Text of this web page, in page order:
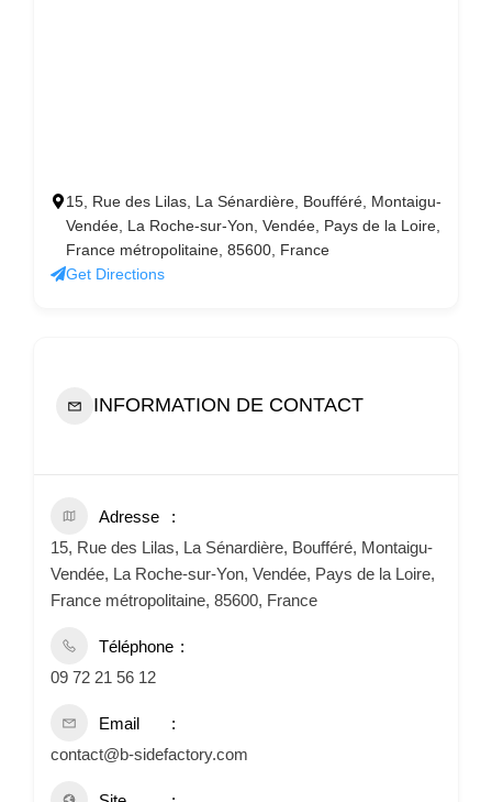
15, Rue des Lilas, La Sénardière, Boufféré, Montaigu-
Vendée, La Roche-sur-Yon, Vendée, Pays de la Loire,
France métropolitaine, 85600, France
Get Directions
INFORMATION DE CONTACT
Adresse
15, Rue des Lilas, La Sénardière, Boufféré, Montaigu-
Vendée, La Roche-sur-Yon, Vendée, Pays de la Loire,
France métropolitaine, 85600, France
Téléphone
09 72 21 56 12
Email
contact@b-sidefactory.com